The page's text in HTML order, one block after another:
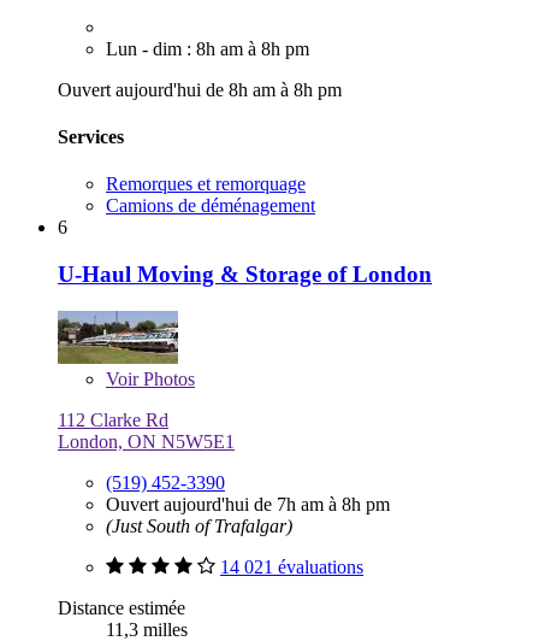
Lun - dim : 8h am à 8h pm
Ouvert aujourd'hui de 8h am à 8h pm
Services
Remorques et remorquage
Camions de déménagement
6
U-Haul Moving & Storage of London
VoirPhotos
112 Clarke Rd
London, ON N5W5E1
(519) 452-3390
Ouvert aujourd'hui de 7h am à 8h pm
(Just South of Trafalgar)
14 021 évaluations
Distance estimée
11,3 milles